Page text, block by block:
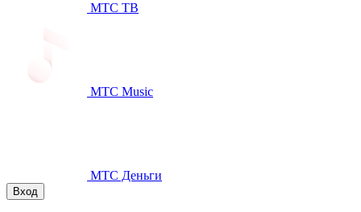
МТС ТВ
МТС Music
МТС Деньги
Вход